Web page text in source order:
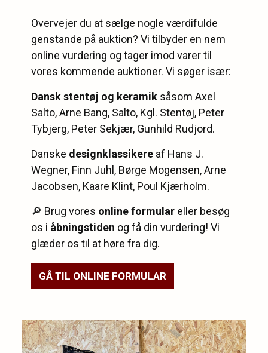
Overvejer du at sælge nogle værdifulde
genstande på auktion? Vi tilbyder en nem
online vurdering og tager imod varer til
vores kommende auktioner. Vi søger især:
Dansk stentøj og keramik såsom Axel
Salto, Arne Bang, Salto, Kgl. Stentøj, Peter
Tybjerg, Peter Sekjær, Gunhild Rudjord.
Danske designklassikere af Hans J.
Wegner, Finn Juhl, Børge Mogensen, Arne
Jacobsen, Kaare Klint, Poul Kjærholm.
🔎 Brug vores online formular eller besøg
os i åbningstiden og få din vurdering! Vi
glæder os til at høre fra dig.
GÅ TIL ONLINE FORMULAR